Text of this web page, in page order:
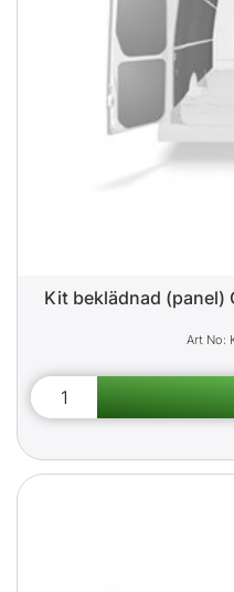
Kit beklädnad (panel)